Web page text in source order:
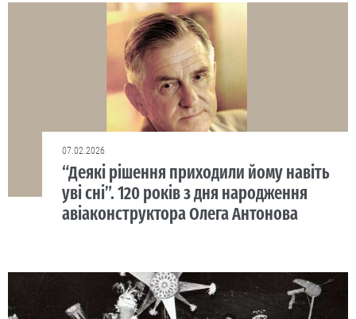
07.02.2026
“Деякі рішення приходили йому навіть
уві сні”. 120 років з дня народження
авіаконструктора Олега Антонова